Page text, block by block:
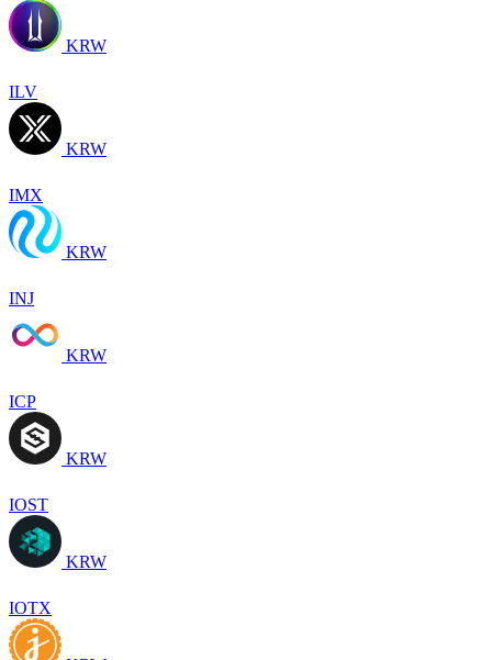
KRW
ILV
KRW
IMX
KRW
INJ
KRW
ICP
KRW
IOST
KRW
IOTX